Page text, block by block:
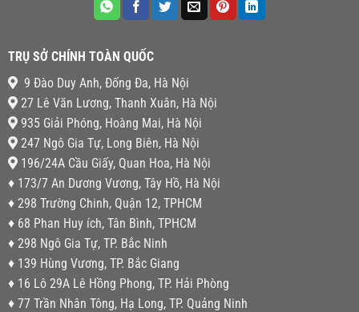
TRỤ SỞ CHÍNH TOÀN QUỐC
9 Đào Duy Anh, Đống Đa, Hà Nội
27 Lê Văn Lương, Thanh Xuân, Hà Nội
935 Giải Phóng, Hoàng Mai, Hà Nội
247 Ngô Gia Tự, Long Biên, Hà Nội
196/24A Cầu Giấy, Quan Hoa, Hà Nội
♦ 173/7 An Dương Vương, Tây Hồ, Hà Nội
♦ 298 Trường Chinh, Quận 12, TPHCM
♦ 68 Phan Huy ích, Tân Bình, TPHCM
♦ 298 Ngô Gia Tự, TP. Bắc Ninh
♦ 139 Hùng Vương, TP. Bắc Giang
♦ 16 Lô 29A Lê Hồng Phong, TP. Hải Phòng
♦ 77 Trần Nhân Tông, Hạ Long, TP. Quảng Ninh